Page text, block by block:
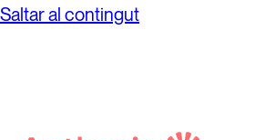
Saltar al contingut